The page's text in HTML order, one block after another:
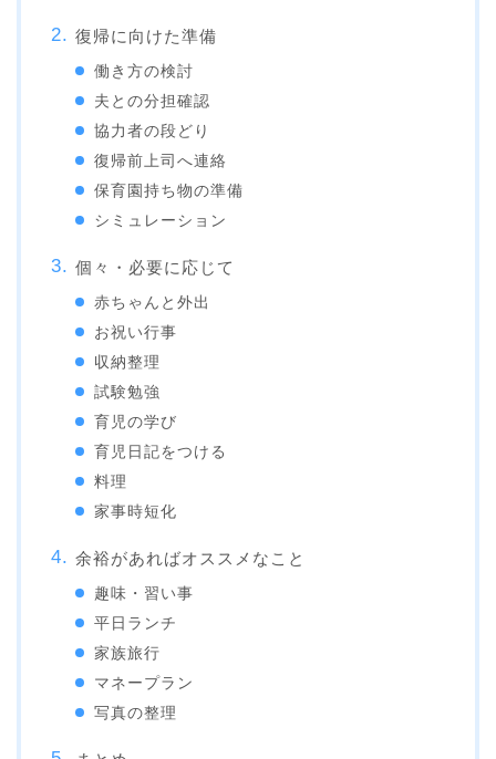
復帰に向けた準備
働き方の検討
夫との分担確認
協力者の段どり
復帰前上司へ連絡
保育園持ち物の準備
シミュレーション
個々・必要に応じて
赤ちゃんと外出
お祝い行事
収納整理
試験勉強
育児の学び
育児日記をつける
料理
家事時短化
余裕があればオススメなこと
趣味・習い事
平日ランチ
家族旅行
マネープラン
写真の整理